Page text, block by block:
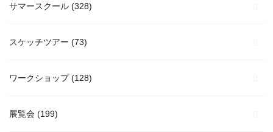
サマースクール (328)
スケッチツアー (73)
ワークショップ(128)
展覧会 (199)